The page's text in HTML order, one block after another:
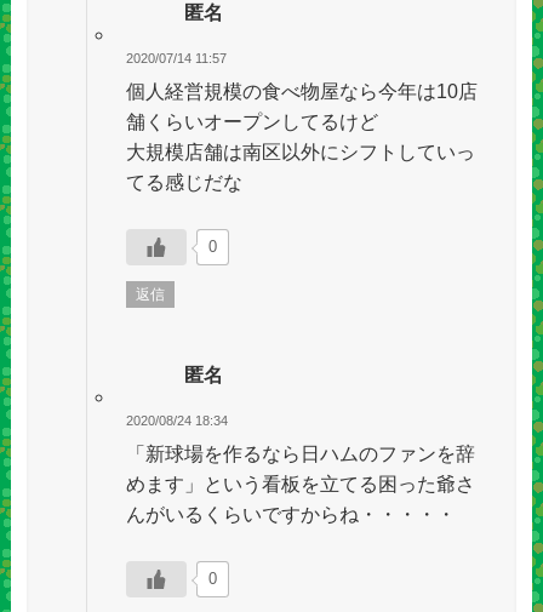
匿名
2020/07/14 11:57
個人経営規模の食べ物屋なら今年は10店
舗くらいオープンしてるけど
大規模店舗は南区以外にシフトしていっ
てる感じだな
0
返信
匿名
2020/08/24 18:34
「新球場を作るなら日ハムのファンを辞
めます」という看板を立てる困った爺さ
んがいるくらいですからね・・・・・
0